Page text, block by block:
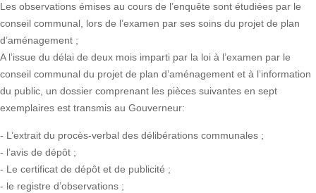
Les observations émises au cours de l’enquête sont étudiées par le
conseil communal, lors de l’examen par ses soins du projet de plan
d’aménagement ;
A l’issue du délai de deux mois imparti par la loi à l’examen par le
conseil communal du projet de plan d’aménagement et à l’information
du public, un dossier comprenant les pièces suivantes en sept
exemplaires est transmis au Gouverneur:
- L’extrait du procès-verbal des délibérations communales ;
- l’avis de dépôt ;
- Le certificat de dépôt et de publicité ;
- le registre d’observations ;